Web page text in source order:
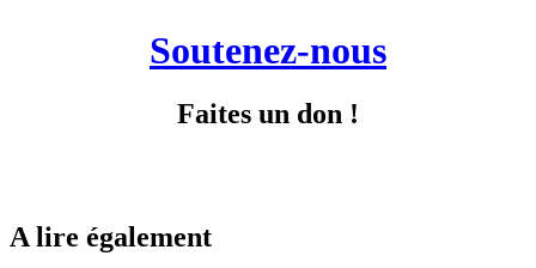
Soutenez-nous
Faites un don !
A lire également